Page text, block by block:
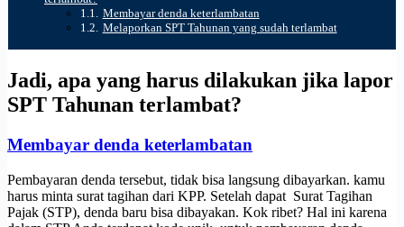
Membayar denda keterlambatan
Melaporkan SPT Tahunan yang sudah terlambat
Jadi, apa yang harus dilakukan jika lapor
SPT Tahunan terlambat?
Membayar denda keterlambatan
Pembayaran denda tersebut, tidak bisa langsung dibayarkan. kamu
harus minta surat tagihan dari KPP. Setelah dapat Surat Tagihan
Pajak (STP), denda baru bisa dibayakan. Kok ribet? Hal ini karena